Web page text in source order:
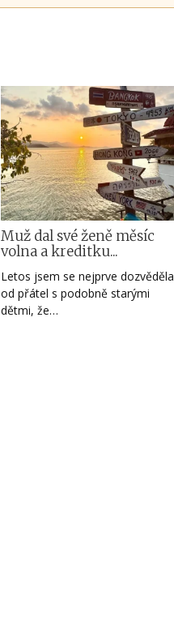
Muž dal své ženě měsíc
volna a kreditku...
Letos jsem se nejprve dozvěděla
od přátel s podobně starými
dětmi, že…